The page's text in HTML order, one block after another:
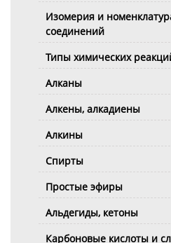
Изомерия и
соединений
Типы химических
Алканы
Алкены, алкадиены
Алкины
Спирты
Простые эфиры
Альдегиды, кетоны
Карбоновые кислоты и